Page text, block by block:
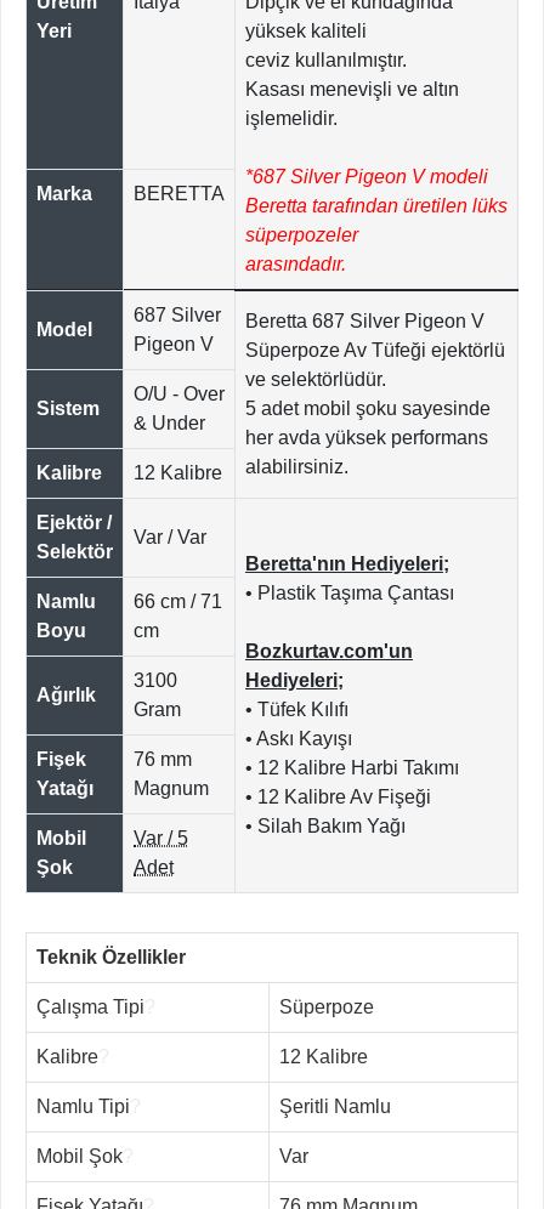
Yeri
yüksek kaliteli
ceviz kullanılmıştır.
Kasası menevişli ve altın
işlemelidir.
*687 Silver Pigeon V modeli
Beretta tarafından üretilen lüks
süperpozeler
arasındadır.
Marka BERETTA
Model
687 Silver
Pigeon V
Beretta 687 Silver Pigeon V
Süperpoze Av Tüfeği ejektörlü
ve selektörlüdür.
5 adet mobil şoku sayesinde
her avda yüksek performans
alabilirsiniz.
Sistem
O/U - Over
& Under
Kalibre 12 Kalibre
Ejektör /
Selektör
Var / Var
Beretta'nın Hediyeleri;
• Plastik Taşıma Çantası
Bozkurtav.com'un
Hediyeleri;
• Tüfek Kılıfı
• Askı Kayışı
• 12 Kalibre Harbi Takımı
• 12 Kalibre Av Fişeği
• Silah Bakım Yağı
Namlu
Boyu
66 cm / 71
cm
Ağırlık
3100
Gram
Fişek
Yatağı
76 mm
Magnum
Mobil
Şok
Var / 5
Adet
Teknik Özellikler
Çalışma Tipi Süperpoze
Kalibre 12 Kalibre
Namlu Tipi Şeritli Namlu
Mobil Şok Var